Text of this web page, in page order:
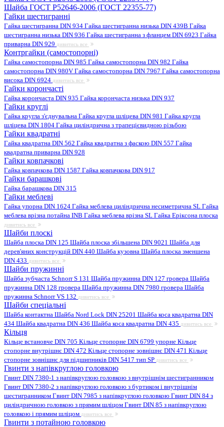
Шайба ГОСТ Р52646-2006 (ГОСТ 22355-77)
Гайки шестигранні
Гайка шестигранна DIN 934 Гайка шестигранна низька DIN 439B Гайка
шестигранна низька DIN 936 Гайка шестигранна з фланцем DIN 6923 Гайка
приварна DIN 929 дивитись все
Контргайки (самостопорні)
Гайка самостопорна DIN 985 Гайка самостопорна DIN 982 Гайка
самостопорна DIN 980V Гайка самостопорна DIN 7967 Гайка самостопорна
висока DIN 6924 дивитись все
Гайки корончасті
Гайка корончаста DIN 935 Гайка корончаста низька DIN 937
Гайки круглі
Гайка кругла з'єднувальна Гайка кругла шліцева DIN 981 Гайка кругла
шліцева DIN 1804 Гайка циліндрична з трапецієвидною різьбою
Гайки квадратні
Гайка квадратна DIN 562 Гайка квадратна з фаскою DIN 557 Гайка
квадратна приварна DIN 928
Гайки ковпачкові
Гайка ковпачкова DIN 1587 Гайка ковпачкова DIN 917
Гайки барашкові
Гайка барашкова DIN 315
Гайки меблеві
Гайка упорна DIN 1624 Гайка меблева циліндрична несиметрична SL Гайка
меблева врізна потайна INB Гайка меблева врізна SL Гайка Еріксона плоска
дивитись все
Шайби плоскі
Шайба плоска DIN 125 Шайба плоска збільшена DIN 9021 Шайба для
дерев'яних конструкцій DIN 440 Шайба кузовна Шайба плоска зменшена
DIN 433 дивитись все
Шайби пружинні
Шайба зубчаста Schnorr S 131 Шайба пружинна DIN 127 гровера Шайба
пружинна DIN 128 гровера Шайба пружинна DIN 7980 гровера Шайба
пружинна Schnorr VS 132 дивитись все
Шайби спеціальні
Шайба контактна Шайба Nord Lock DIN 25201 Шайба коса квадратна DIN
434 Шайба квадратна DIN 436 Шайба коса квадратна DIN 435 дивитись все
Кільця
Кільце встановче DIN 705 Кільце стопорне DIN 6799 упорне Кільце
стопорне внутрішнє DIN 472 Кільце стопорне зовнішнє DIN 471 Кільце
стопорне зовнішнє для підшипників DIN 5417 тип SP дивитись все
Гвинти з напівкруглою головкою
Гвинт DIN 7380-1 з напівкруглою головкою з внутрішнім шестигранником
Гвинт DIN 7380-2 з напівкруглою головкою з буртиком і внутрішнім
шестигранником Гвинт DIN 7985 з напівкруглою головкою Гвинт DIN 84 з
циліндричною головкою з прямим шліцом Гвинт DIN 85 з напівкруглою
головкою і прямим шліцом дивитись все
Гвинти з потайною головкою